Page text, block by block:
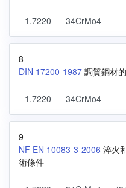
1.7220 34CrMo4
8
DIN 17200-1987 調質鋼材
1.7220 34CrMo4
9
NF EN 10083-3-2006 淬火
術條件